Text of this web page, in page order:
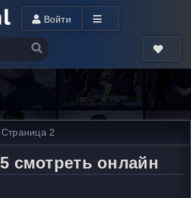
Войти
2
смотреть онлайн